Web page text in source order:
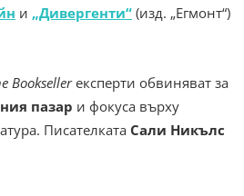
и „Дивергенти“ (изд. „Егмонт“)
Booksellerексперти обвиняват за
пазар и фокуса върху
Писателката Сали Никълс